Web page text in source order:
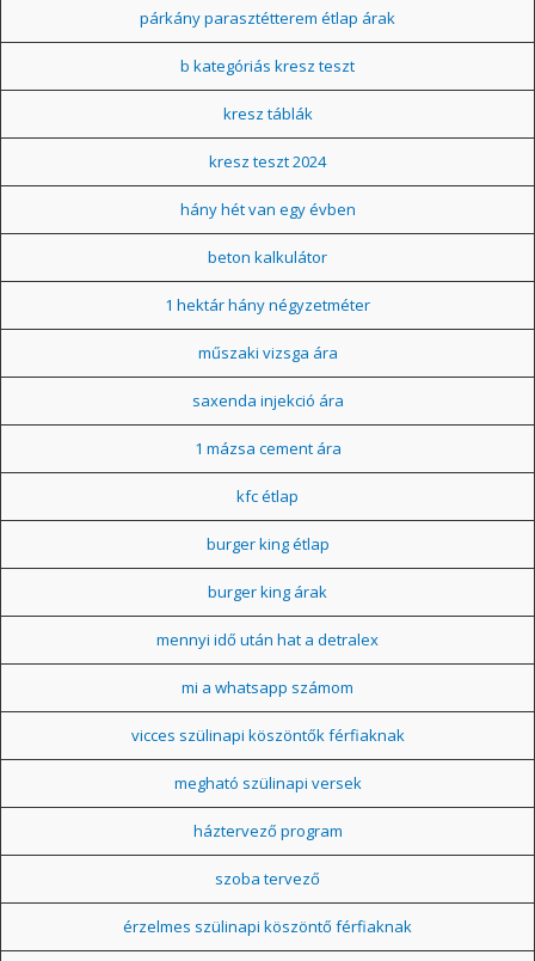
párkány parasztétterem étlap árak
b kategóriás kresz teszt
kresz táblák
kresz teszt 2024
hány hét van egy évben
beton kalkulátor
1 hektár hány négyzetméter
műszaki vizsga ára
saxenda injekció ára
1 mázsa cement ára
kfc étlap
burger king étlap
burger king árak
mennyi idő után hat a detralex
mi a whatsapp számom
vicces szülinapi köszöntők férfiaknak
megható szülinapi versek
háztervező program
szoba tervező
érzelmes szülinapi köszöntő férfiaknak